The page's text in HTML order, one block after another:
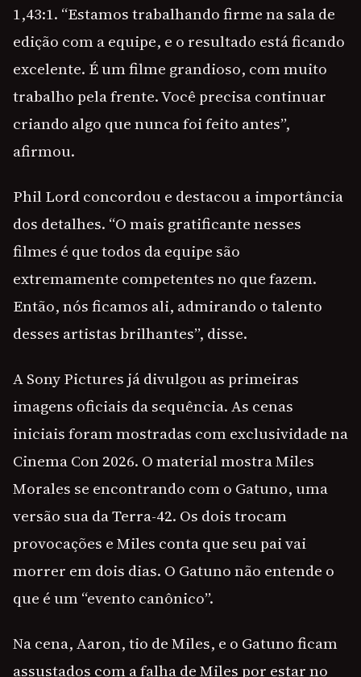
1,43:1. “Estamos trabalhando firme na sala de
edição com a equipe, e o resultado está ficando
excelente. É um filme grandioso, com muito
trabalho pela frente. Você precisa continuar
criando algo que nunca foi feito antes”,
afirmou.
Phil Lord concordou e destacou a importância
dos detalhes. “O mais gratificante nesses
filmes é que todos da equipe são
extremamente competentes no que fazem.
Então, nós ficamos ali, admirando o talento
desses artistas brilhantes”, disse.
A Sony Pictures já divulgou as primeiras
imagens oficiais da sequência. As cenas
iniciais foram mostradas com exclusividade na
Cinema Con 2026. O material mostra Miles
Morales se encontrando com o Gatuno, uma
versão sua da Terra-42. Os dois trocam
provocações e Miles conta que seu pai vai
morrer em dois dias. O Gatuno não entende o
que é um “evento canônico”.
Na cena, Aaron, tio de Miles, e o Gatuno ficam
assustados com a falha de Miles por estar no